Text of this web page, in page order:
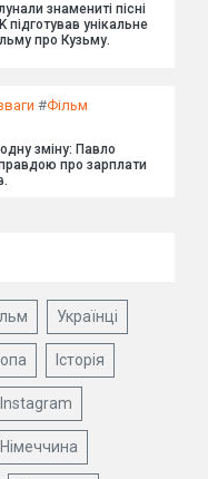
знамениті пісні
підготував унікальне
про Кузьму.
#Фільм
зміну: Павло
про зарплати
Українці
Історія
Instagram
Німеччина